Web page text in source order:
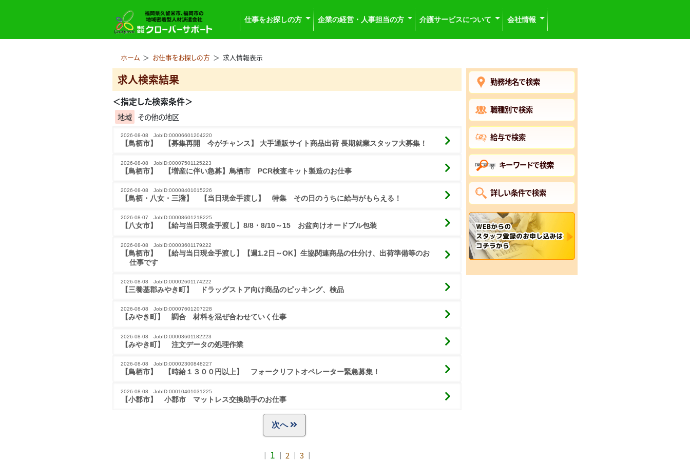
仕事をお探しの方 企業の経営・人事担当の方 介護サービスについて 会社情報
ホーム ＞ お仕事をお探しの方 ＞ 求人情報表示
求人検索結果
＜指定した検索条件＞
地域 その他の地区
2026-08-08 JobID:00006601204220
【鳥栖市】 【募集再開　今がチャンス】 大手通販サイト商品出荷 長期就業スタッフ大募集！
2026-08-08 JobID:00007501125223
【鳥栖市】 【増産に伴い急募】鳥栖市　PCR検査キット製造のお仕事
2026-08-08 JobID:00008401015226
【鳥栖・八女・三潴】 【当日現金手渡し】　特集　その日のうちに給与がもらえる！
2026-08-07 JobID:00008601218225
【八女市】 【給与当日現金手渡し】8/8・8/10～15　お盆向けオードブル包装
2026-08-08 JobID:00003601179222
【鳥栖市】 【給与当日現金手渡し】【週1.2日～OK】生協関連商品の仕分け、出荷準備等のお
仕事です
2026-08-08 JobID:00002601174222
【三養基郡みやき町】 ドラッグストア向け商品のピッキング、検品
2026-08-08 JobID:00007601207228
【みやき町】 調合　材料を混ぜ合わせていく仕事
2026-08-08 JobID:00003601182223
【みやき町】 注文データの処理作業
2026-08-08 JobID:00002300848227
【鳥栖市】 【時給１３００円以上】　フォークリフトオペレーター緊急募集！
2026-08-08 JobID:00010401031225
【小郡市】 小郡市　マットレス交換助手のお仕事
次へ
｜ 1 ｜ 2 ｜ 3 ｜
勤務地名で検索
職種別で検索
給与で検索
キーワードで検索
詳しい条件で検索